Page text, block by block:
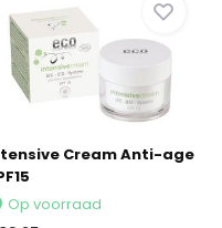
Cream Anti-age
Op voorraad